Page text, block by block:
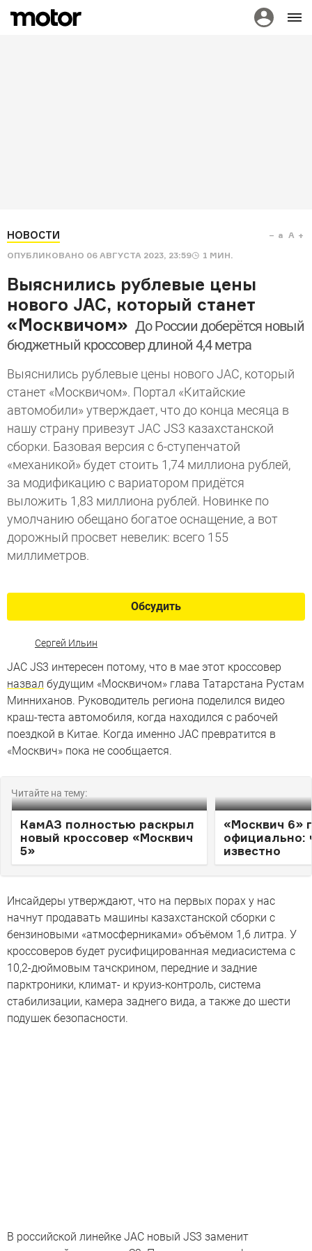
НОВОСТИ
ОПУБЛИКОВАНО 06 АВГУСТА 2023, 23:59 1 МИН.
a A
Выяснились рублевые цены
нового JAC, который станет
«Москвичом» До России доберётся новый
бюджетный кроссовер длиной 4,4 метра
Выяснились рублевые цены нового JAC, который
станет «Москвичом». Портал «Китайские
автомобили» утверждает, что до конца месяца в
нашу страну привезут JAC JS3 казахстанской
сборки. Базовая версия с 6-ступенчатой
«механикой» будет стоить 1,74 миллиона рублей,
за модификацию с вариатором придётся
выложить 1,83 миллиона рублей. Новинке по
умолчанию обещано богатое оснащение, а вот
дорожный просвет невелик: всего 155
миллиметров.
Обсудить
Сергей Ильин
JAC JS3 интересен потому, что в мае этот кроссовер
назвал будущим «Москвичом» глава Татарстана Рустам
Минниханов. Руководитель региона поделился видео
краш-теста автомобиля, когда находился с рабочей
поездкой в Китае. Когда именно JAC превратится в
«Москвич» пока не сообщается.
Читайте на тему:
КамАЗ полностью раскрыл
новый кроссовер «Москвич
5»
«Москвич 6»
официально:
известно
Инсайдеры утверждают, что на первых порах у нас
начнут продавать машины казахстанской сборки с
бензиновыми «атмосферниками» объёмом 1,6 литра. У
кроссоверов будет русифицированная медиасистема с
10,2-дюймовым тачскрином, передние и задние
парктроники, климат- и круиз-контроль, система
стабилизации, камера заднего вида, а также до шести
подушек безопасности.
В российской линейке JAC новый JS3 заменит